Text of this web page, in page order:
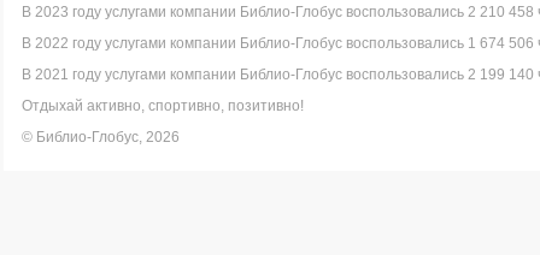
В 2023 году услугами компании Библио-Глобус воспользовались 2 210 458
В 2022 году услугами компании Библио-Глобус воспользовались 1 674 506
В 2021 году услугами компании Библио-Глобус воспользовались 2 199 140
Отдыхай активно, спортивно, позитивно!
© Библио-Глобус, 2026